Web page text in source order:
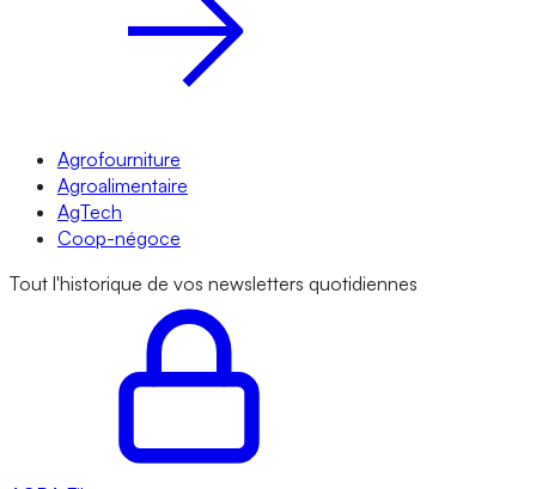
Agrofourniture
Agroalimentaire
AgTech
Coop-négoce
Tout l'historique de vos newsletters quotidiennes